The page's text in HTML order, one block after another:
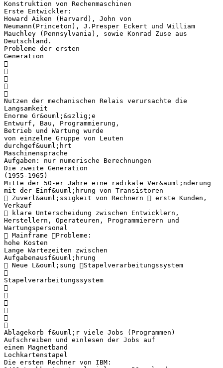
Konstruktion von Rechenmaschinen
Erste Entwickler:
Howard Aiken (Harvard), John von
Neumann(Princeton), J.Presper Eckert und William
Mauchley (Pennsylvania), sowie Konrad Zuse aus
Deutschland.
Probleme der ersten
Generation





Nutzen der mechanischen Relais verursachte die
Langsamkeit
Enorme Gr&ouml;&szlig;e
Entwurf, Bau, Programmierung,
Betrieb und Wartung wurde
von einzelne Gruppe von Leuten
durchgef&uuml;hrt
Maschinensprache
Aufgaben: nur numerische Berechnungen
Die zweite Generation
(1955-1965)
Mitte der 50-er Jahre eine radikale Ver&auml;nderung
mit der Einf&uuml;hrung von Transistoren
 Zuverl&auml;ssigkeit von Rechnern  erste Kunden,
Verkauf
 klare Unterscheidung zwischen Entwicklern,
Herstellern, Operateuren, Programmierern und
Wartungspersonal
 Mainframe Probleme:
hohe Kosten
Lange Wartezeiten zwischen
Aufgabenausf&uuml;hrung
 Neue L&ouml;sung Stapelverarbeitungssystem

Stapelverarbeitungssystem






Ablagekorb f&uuml;r viele Jobs (Programmen)
Aufschreiben und einlesen der Jobs auf
einem Magnetband
Lochkartenstapel
Die ersten Rechner von IBM: